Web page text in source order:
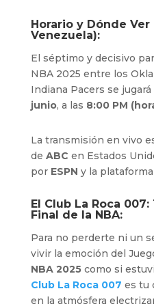
Horario y Dónde
Venezuela):
El séptimo y decisivo
NBA 2025 entre los
Indiana Pacers se jugará
junio, a las 8:00 PM
La transmisión en vivo
de ABC en Estados
por ESPN y la plataforma
El Club La Roca
Final de la NBA:
Para no perderte ni un
vivir la emoción del
NBA 2025como si
Club La Roca 007 es tu
en la atmósfera